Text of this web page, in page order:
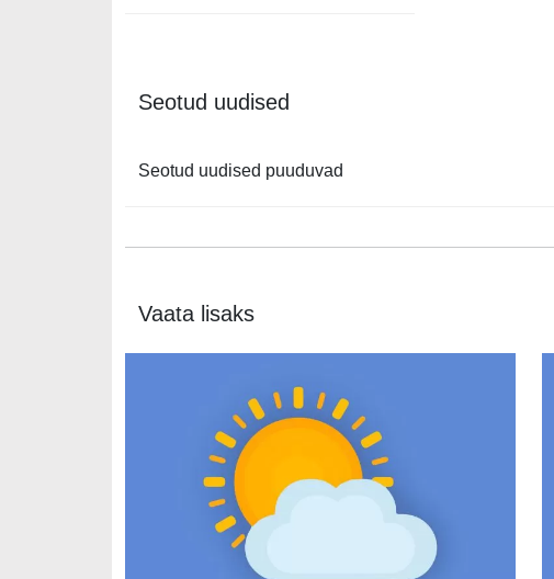
Seotud uudised
Seotud uudised puuduvad
Vaata lisaks